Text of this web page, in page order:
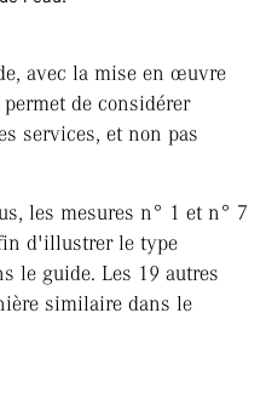
avec la mise en œuvre
de considérer
services, et non pas
les mesures n° 1 et n° 7
d'illustrer le type
le guide. Les 19 autres
similaire dans le